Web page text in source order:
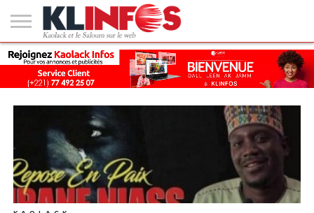
#2
(PAS
DE
TITRE)
KAOLACK
POLITIQUE
ECONOMIE
SOCIÉTÉ
CULTURE
PEOPLE
SPORT
SANTÉ
AFRIQUE
INTERNATIONAL
EMPLOI &
FORMATION